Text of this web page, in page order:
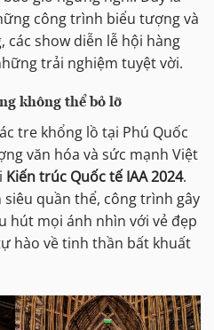
công trình biểu tượng và
các show diễn lễ hội hàng
trải nghiệm tuyệt vời.
không thể bỏ lỡ
tre khổng lồ tại Phú Quốc
văn hóa và sức mạnh Việt
Kiến trúc Quốc tế IAA 2024.
quần thể, công trình gây
hút mọi ánh nhìn với vẻ đẹp
hào về tinh thần bất khuất